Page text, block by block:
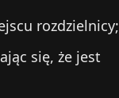
rozdzielnicy;
się, że jest